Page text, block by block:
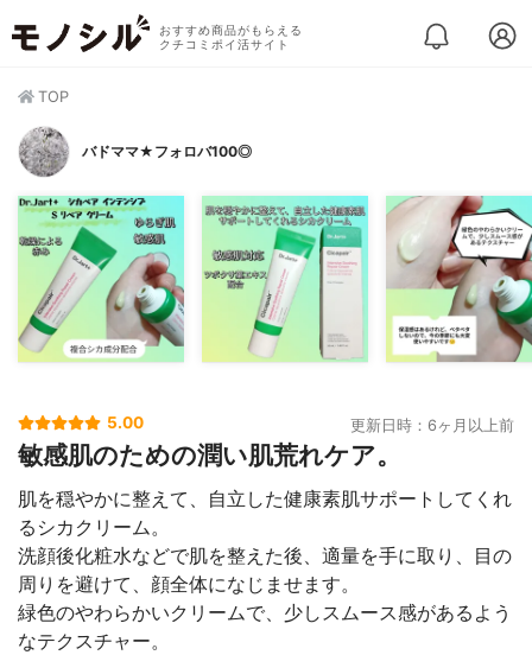
おすすめ商品がもらえる
クチコミポイ活サイト
TOP
バドママ★フォロバ100◎
5.00 更新日時：6ヶ月以上前
敏感肌のための潤い肌荒れケア。
肌を穏やかに整えて、自立した健康素肌サポートしてくれ
るシカクリーム。
洗顔後化粧水などで肌を整えた後、適量を手に取り、目の
周りを避けて、顔全体になじませます。
緑色のやわらかいクリームで、少しスムース感があるよう
なテクスチャー。